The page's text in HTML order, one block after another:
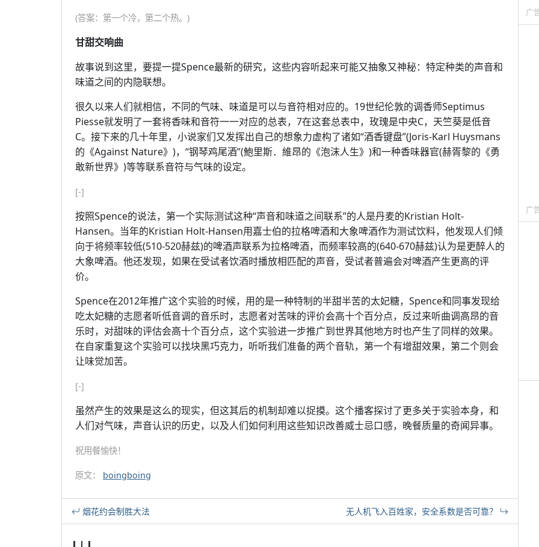
(答案：第一个冷，第二个热。)
甘甜交响曲
故事说到这里，要提一提Spence最新的研究，这些内容听起来可能又抽象又神秘：特定种类的声音和
味道之间的内隐联想。
很久以来人们就相信，不同的气味、味道是可以与音符相对应的。19世纪伦敦的调香师Septimus
Piesse就发明了一套将香味和音符一一对应的总表，7在这套总表中，玫瑰是中央C，天竺葵是低音
C。接下来的几十年里，小说家们又发挥出自己的想象力虚构了诸如“酒香键盘”(Joris-Karl Huysmans
的《Against Nature》)，“钢琴鸡尾酒”(鮑里斯．維昂的《泡沫人生》)和一种香味器官(赫胥黎的《勇
敢新世界》)等等联系音符与气味的设定。
[-]
按照Spence的说法，第一个实际测试这种“声音和味道之间联系”的人是丹麦的Kristian Holt-
Hansen。当年的Kristian Holt-Hansen用嘉士伯的拉格啤酒和大象啤酒作为测试饮料，他发现人们倾
向于将频率较低(510-520赫兹)的啤酒声联系为拉格啤酒，而频率较高的(640-670赫兹)认为是更醉人的
大象啤酒。他还发现，如果在受试者饮酒时播放相匹配的声音，受试者普遍会对啤酒产生更高的评
价。
Spence在2012年推广这个实验的时候，用的是一种特制的半甜半苦的太妃糖，Spence和同事发现给
吃太妃糖的志愿者听低音调的音乐时，志愿者对苦味的评价会高十个百分点，反过来听曲调高昂的音
乐时，对甜味的评估会高十个百分点，这个实验进一步推广到世界其他地方时也产生了同样的效果。
在自家重复这个实验可以找块黑巧克力，听听我们准备的两个音轨，第一个有增甜效果，第二个则会
让味觉加苦。
[-]
虽然产生的效果是这么的现实，但这其后的机制却难以捉摸。这个播客探讨了更多关于实验本身，和
人们对气味，声音认识的历史，以及人们如何利用这些知识改善威士忌口感，晚餐质量的奇闻异事。
祝用餐愉快！
原文： boingboing
烟花约会制胜大法 无人机飞入百姓家，安全系数是否可靠？
广
广